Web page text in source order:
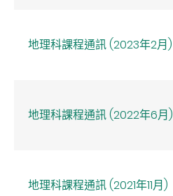
地理科課程通訊 (2023年2月)
地理科課程通訊 (2022年6月)
地理科課程通訊 (2021年11月)